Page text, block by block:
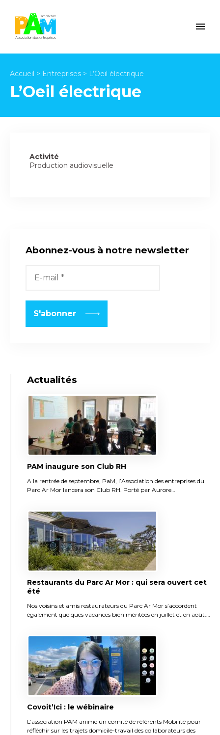
Accueil > Entreprises > L’Oeil électrique
L’Oeil électrique
Activité
Production audiovisuelle
Abonnez-vous à notre newsletter
Actualités
PAM inaugure son Club RH
A la rentrée de septembre, PaM, l’Association des entreprises du
Parc Ar Mor lancera son Club RH. Porté par Aurore…
Restaurants du Parc Ar Mor : qui sera ouvert cet
été
Nos voisins et amis restaurateurs du Parc Ar Mor s’accordent
également quelques vacances bien méritées en juillet et en août.…
Covoit’Ici : le wébinaire
L’association PAM anime un comité de référents Mobilité pour
réfléchir sur les trajets domicile-travail des collaborateurs des